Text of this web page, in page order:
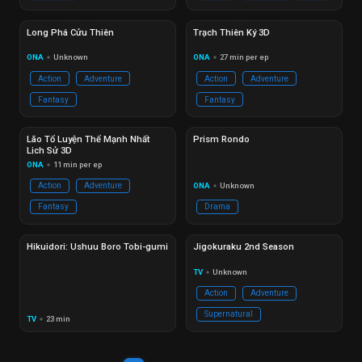
Long Phá Cửu Thiên
ONA circle Unknown
Action Adventure
Fantasy
Trạch Thiên Ký 3D
ONA circle 27 min per ep
Action Adventure
Fantasy
Lão Tổ Luyện Thể Mạnh Nhất
Lịch Sử 3D
ONA circle 11 min per ep
Action Adventure
Fantasy
Prism Rondo
ONA circle Unknown
Drama
Hikuidori: Ushuu Boro Tobi-gumi
TV circle 23 min
Jigokuraku 2nd Season
TV circle Unknown
Action Adventure
Supernatural